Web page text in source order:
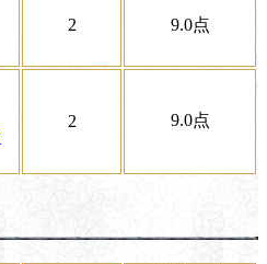
2 9.0点
2 9.0点